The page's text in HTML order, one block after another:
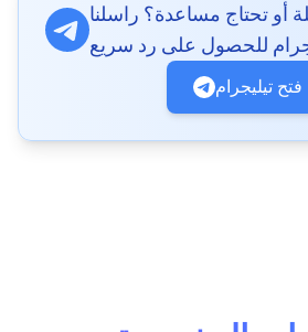
أو تحتاج مساعدة؟ راسلنا
فتح تيليجرام